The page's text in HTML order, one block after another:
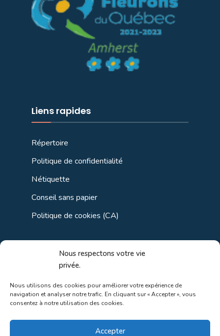
Nous respectons votre vie
privée.
Nous utilisons des cookies pour améliorer votre expérience de
navigation et analyser notre trafic. En cliquant sur « Accepter », vous
consentez à notre utilisation des cookies.
Accepter
Liens rapides
Répertoire
Politique de confidentialité
Nétiquette
Conseil sans papier
Politique de cookies (CA)
Liens utiles
Liens régionaux
Liens gouvernements
Liens touristiques